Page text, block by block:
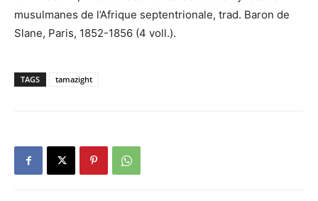
musulmanes de l’Afrique septentrionale, trad. Baron de
Slane, Paris, 1852-1856 (4 voll.).
TAGS tamazight